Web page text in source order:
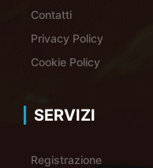
Contatti
Privacy Policy
Cookie Policy
SERVIZI
Registrazione